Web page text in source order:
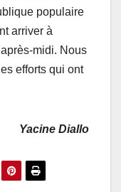
populaire
arriver à
midi. Nous
efforts qui ont
Yacine Diallo